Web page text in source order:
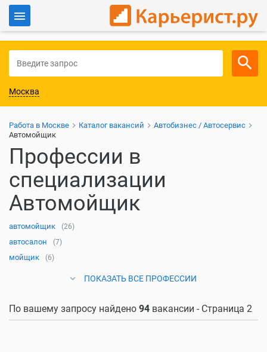
Для работодателей
Москва
Работа в Москве Каталог вакансий
Автобизнес / Автосервис
Автомойщик
Профессии в
специализации
Автомойщик
автомойщик (26)
автосалон (7)
мойщик (6)
ПОКАЗАТЬ ВСЕ ПРОФЕССИИ
По вашему запросу найдено 94 вакансии - Страница 2